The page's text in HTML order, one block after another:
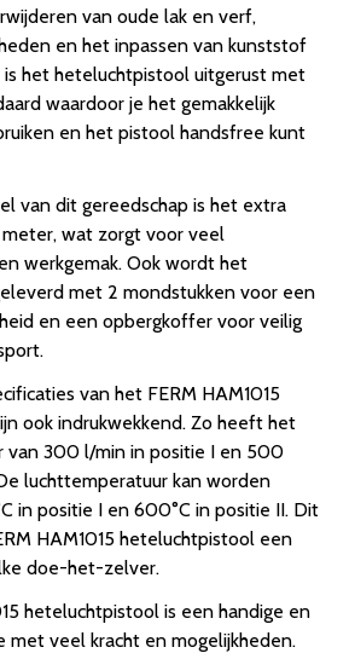
van oude lak en verf,
en het inpassen van kunststof
is het heteluchtpistool uitgerust met
waardoor je het gemakkelijk
en het pistool handsfree kunt
van dit gereedschap is het extra
wat zorgt voor veel
werkgemak. Ook wordt het
met 2 mondstukken voor een
en een opbergkoffer voor veilig
van het FERM HAM1015
ook indrukwekkend. Zo heeft het
van 300 l/min in positie I en 500
luchttemperatuur kan worden
in positie I en 600°C in positie II. Dit
HAM1015 heteluchtpistool een
doe-het-zelver.
heteluchtpistool is een handige en
met veel kracht en mogelijkheden.